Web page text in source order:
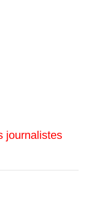
journalistes